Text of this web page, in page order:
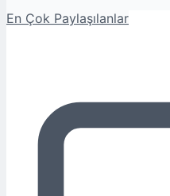
En Çok Paylaşılanlar